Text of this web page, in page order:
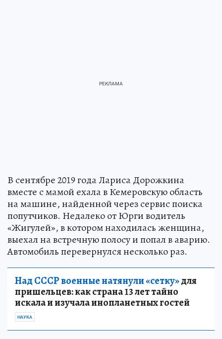
В сентябре 2019 года Лариса Дорожкина
вместе с мамой ехала в Кемеровскую область
на машине, найденной через сервис поиска
попутчиков. Недалеко от Юрги водитель
«Жигулей», в котором находилась женщина,
выехал на встречную полосу и попал в аварию.
Автомобиль перевернулся несколько раз.
Над СССР военные натянули «сетку»для
пришельцев: как страна 13 лет тайно
искала и изучала инопланетных гостей
НАУКА